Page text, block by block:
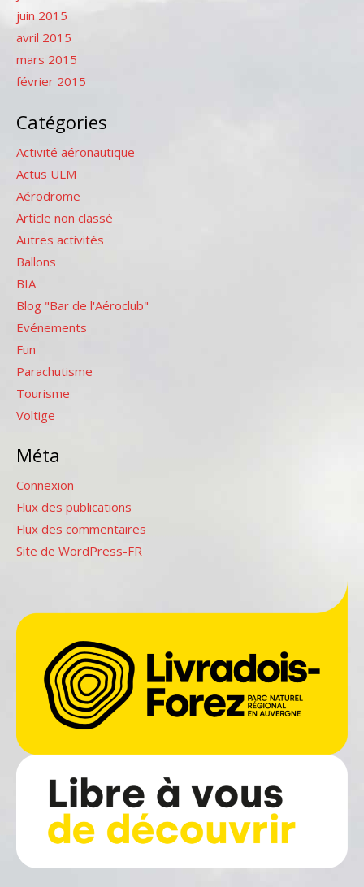
juin 2015
avril 2015
mars 2015
février 2015
Catégories
Activité aéronautique
Actus ULM
Aérodrome
Article non classé
Autres activités
Ballons
BIA
Blog "Bar de l'Aéroclub"
Evénements
Fun
Parachutisme
Tourisme
Voltige
Méta
Connexion
Flux des publications
Flux des commentaires
Site de WordPress-FR